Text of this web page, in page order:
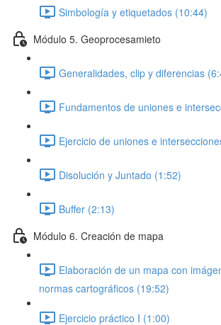
Simbología y etiquetados (10:44)
Módulo 5. Geoprocesamieto
Generalidades, clip y diferencias
Fundamentos de uniones e
Ejercicio de uniones e
Disolución y Juntado (1:52)
Buffer (2:13)
Módulo 6. Creación de mapa
Elaboración de un mapa con
normas cartográficos (19:52)
Ejercicio práctico I (1:00)